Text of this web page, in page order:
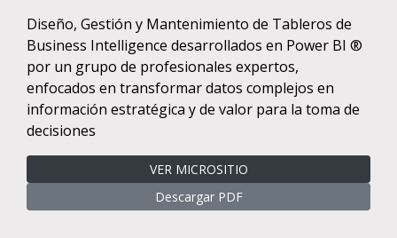
Diseño, Gestión y Mantenimiento de Tableros de
Business Intelligence desarrollados en Power BI ®
por un grupo de profesionales expertos,
enfocados en transformar datos complejos en
información estratégica y de valor para la toma de
decisiones
VER MICROSITIO
Descargar PDF